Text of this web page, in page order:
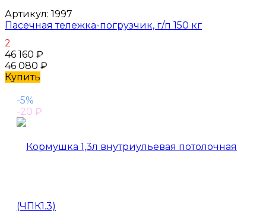
Артикул: 1997
Пасечная тележка-погрузчик, г/п 150 кг
2
46 160 ₽
46 080 ₽
Купить
-5%
-20 ₽